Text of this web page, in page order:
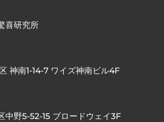
喜研究所
神南1-14-7 ワイズ神南ビル4F
中野5-52-15 ブロードウェイ3F